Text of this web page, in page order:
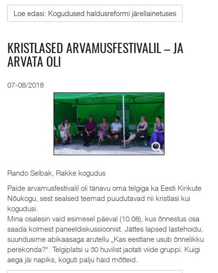
Loe edasi: Kogudused haldusreformi järellainetuses
KRISTLASED ARVAMUSFESTIVALIL – JA
ARVATA OLI
07-08/2018
Rando Selbak, Rakke kogudus
Paide arvamusfestivalil oli tänavu oma telgiga ka Eesti Kirikute
Nõukogu, sest sealsed teemad puudutavad nii kristlasi kui
kogudusi.
Mina osalesin vaid esimesel päeval (10.08), kus õnnestus osa
saada kolmest paneeldiskussioonist. Jättes lapsed lastehoidu,
suundusime abikaasaga arutellu „Kas eestlane usub õnnelikku
perekonda?“. Telgiplatsi u 30 huvilist jaotati viide gruppi. Kuigi
aega jäi napiks, koguti palju häid mõtteid.